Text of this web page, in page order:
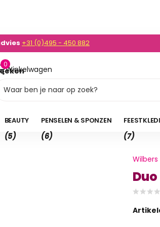
- 450 882
+31 (0)495 - 450 882
Winkelwagen
0
0,00
BEAUTY
(5)
PENSELEN & SPONZEN
(6) (7)